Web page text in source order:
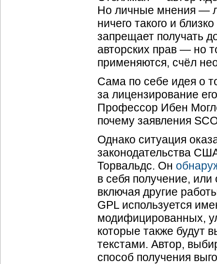
Но личные мнения —
ничего такого и
запрещает получать
авторских прав — но
применяются, счёл
Сама по себе идея о
за лицензирование
Профессор Ибен
почему заявления
Однако ситуация
законодательства
Торвальдс. Он
в себя получение,
включая другие
GPL используется
модифицированных,
которые также будут
текстами. Автор,
способ получения